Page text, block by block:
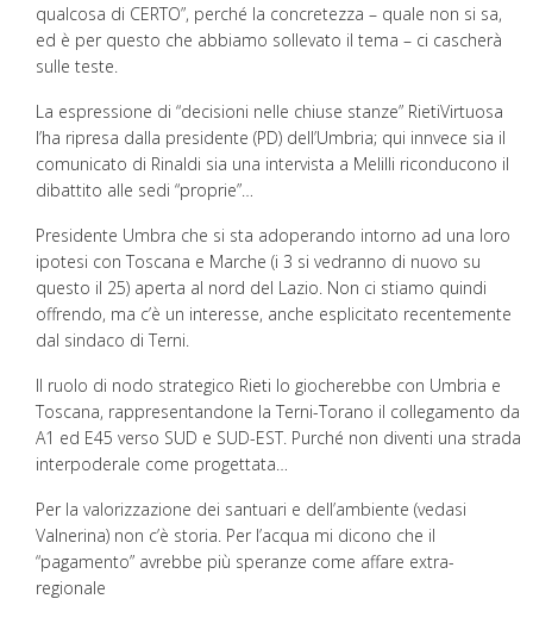
qualcosa di CERTO”, perché la concretezza – quale non si sa,
ed è per questo che abbiamo sollevato il tema – ci cascherà
sulle teste.
La espressione di “decisioni nelle chiuse stanze” RietiVirtuosa
l’ha ripresa dalla presidente (PD) dell’Umbria; qui innvece sia il
comunicato di Rinaldi sia una intervista a Melilli riconducono il
dibattito alle sedi “proprie”…
Presidente Umbra che si sta adoperando intorno ad una loro
ipotesi con Toscana e Marche (i 3 si vedranno di nuovo su
questo il 25) aperta al nord del Lazio. Non ci stiamo quindi
offrendo, ma c’è un interesse, anche esplicitato recentemente
dal sindaco di Terni.
Il ruolo di nodo strategico Rieti lo giocherebbe con Umbria e
Toscana, rappresentandone la Terni-Torano il collegamento da
A1 ed E45 verso SUD e SUD-EST. Purché non diventi una strada
interpoderale come progettata…
Per la valorizzazione dei santuari e dell’ambiente (vedasi
Valnerina) non c’è storia. Per l’acqua mi dicono che il
“pagamento” avrebbe più speranze come affare extra-
regionale